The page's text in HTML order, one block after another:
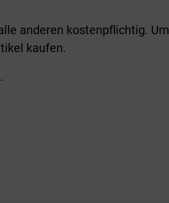
anderen kostenpflichtig. Um
kaufen.
.